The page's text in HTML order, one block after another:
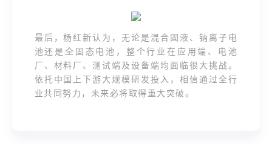
最后，杨红新认为，无论是混合固液、钠离子电
池还是全固态电池，整个行业在应用端、电池
厂、材料厂、测试端及设备端均面临很大挑战。
依托中国上下游大规模研发投入，相信通过全行
业共同努力，未来必将取得重大突破。